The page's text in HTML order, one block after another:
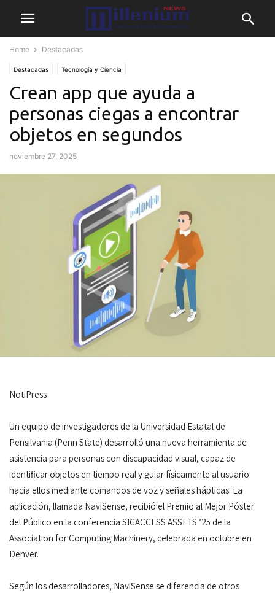
Home Destacadas
Destacadas Tecnología y Ciencia
Crean app que ayuda a
personas ciegas a encontrar
objetos en segundos
noviembre 27, 2025
NotiPress
Un equipo de investigadores de la Universidad Estatal de
Pensilvania (Penn State) desarrolló una nueva herramienta de
asistencia para personas con discapacidad visual, capaz de
identificar objetos en tiempo real y guiar físicamente al usuario
hacia ellos mediante comandos de voz y señales hápticas. La
aplicación, llamada NaviSense, recibió el Premio al Mejor Póster
del Público en la conferencia SIGACCESS ASSETS ’25 de la
Association for Computing Machinery, celebrada en octubre en
Denver.
Según los desarrolladores, NaviSense se diferencia de otros